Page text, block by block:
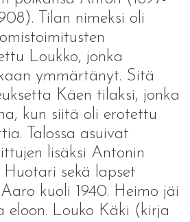
Tilan nimeksi oli
Loukko, jonka
ymmärtänyt. Sitä
Käen tilaksi, jonka
kun siitä oli erotettu
Talossa asuivat
lisäksi Antonin
Huotari sekä lapset
kuoli 1940. Heimo jäi
eloon. Louko Käki (kirja